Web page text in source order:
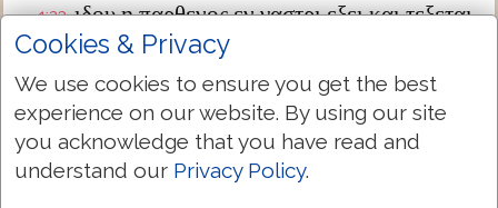
1:23 ιδου η παρθενος εν γαστρι εξει και τεξεται
υιον και καλεσουσιν το ονομα αυτου
εμμανουηλ ο εστιν μεθερμηνευομενον μεθ
ημων ο θεος
1:24 διεγερθεις δε ο ιωσηφ απο του υπνου
εποιησεν ως προσεταξεν αυτω ο αγγελος
κυριου και παρελαβεν την γυναικα αυτου
Cookies & Privacy
We use cookies to ensure you get the best
experience on our website. By using our site
you acknowledge that you have read and
understand our Privacy Policy.